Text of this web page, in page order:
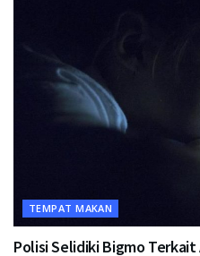
TEMPAT MAKAN
Polisi Selidiki Bigmo